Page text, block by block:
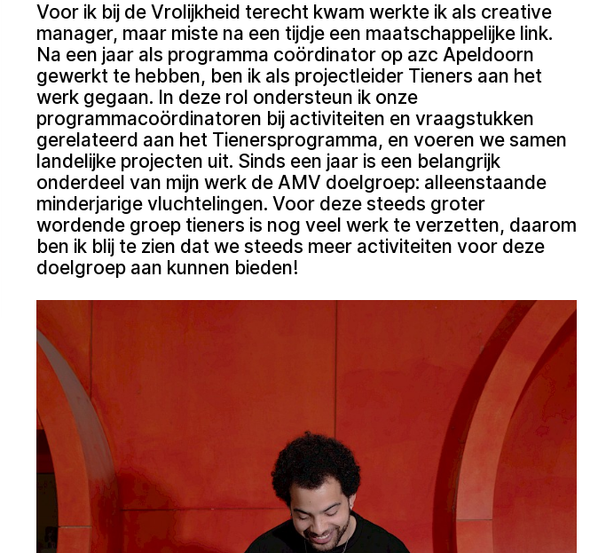
Voor ik bij de Vrolijkheid terecht kwam werkte ik als creative
manager, maar miste na een tijdje een maatschappelijke link.
Na een jaar als programma coördinator op azc Apeldoorn
gewerkt te hebben, ben ik als projectleider Tieners aan het
werk gegaan. In deze rol ondersteun ik onze
programmacoördinatoren bij activiteiten en vraagstukken
gerelateerd aan het Tienersprogramma, en voeren we samen
landelijke projecten uit. Sinds een jaar is een belangrijk
onderdeel van mijn werk de AMV doelgroep: alleenstaande
minderjarige vluchtelingen. Voor deze steeds groter
wordende groep tieners is nog veel werk te verzetten, daarom
ben ik blij te zien dat we steeds meer activiteiten voor deze
doelgroep aan kunnen bieden!